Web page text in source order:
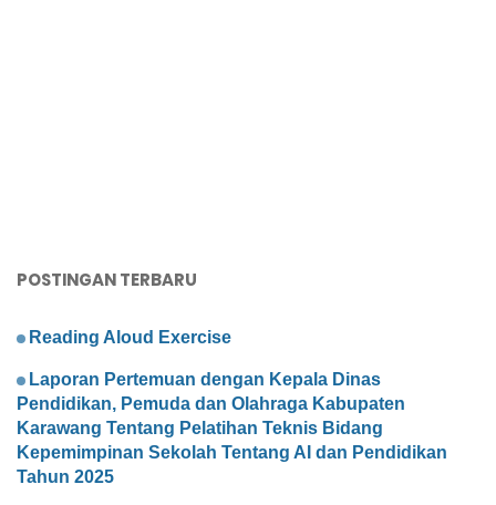
POSTINGAN TERBARU
Reading Aloud Exercise
Laporan Pertemuan dengan Kepala Dinas
Pendidikan, Pemuda dan Olahraga Kabupaten
Karawang Tentang Pelatihan Teknis Bidang
Kepemimpinan Sekolah Tentang AI dan Pendidikan
Tahun 2025